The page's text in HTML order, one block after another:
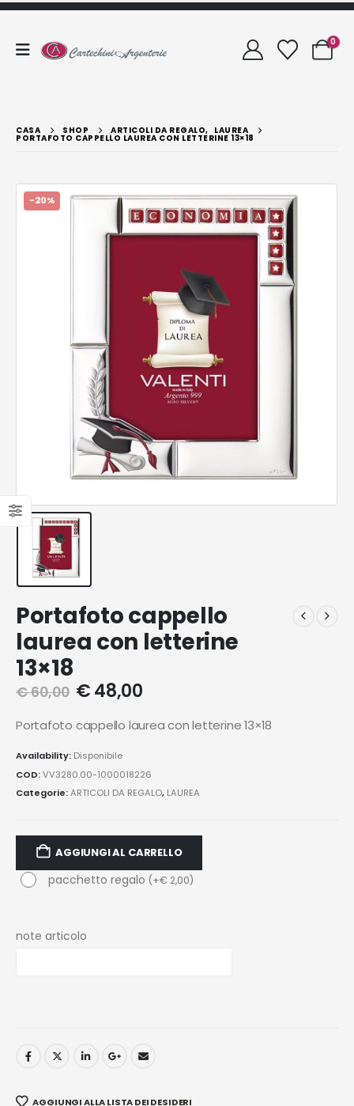
0
CASA SHOP ARTICOLI DA REGALO, LAUREA
PORTAFOTO CAPPELLO LAUREA CON LETTERINE 13×18
-20%
Portafoto cappello
laurea con letterine
13×18
€60,00 €48,00
Portafoto cappello laurea con letterine 13×18
Availability: Disponibile
COD:VV3280.00-1000018226
Categorie:ARTICOLI DA REGALO, LAUREA
AGGIUNGI AL CARRELLO
pacchetto regalo (+€2,00)
note articolo
AGGIUNGI ALLA LISTA DEI DESIDERI